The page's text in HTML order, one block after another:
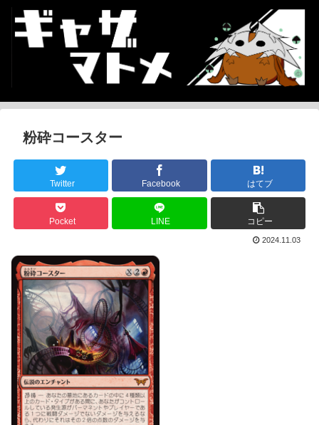
粉砕コースター
Twitter Facebook はてブ
Pocket LINE コピー
2024.11.03